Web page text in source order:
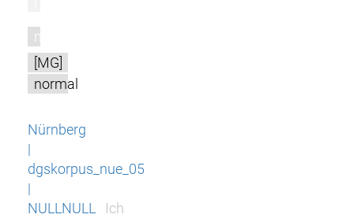
m
[MG]
normal
Nürnberg
|
dgskorpus_nue_05
|
NULLNULL
Ich